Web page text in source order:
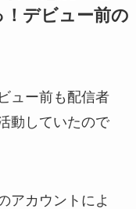
デビュー前の
ュー前も配信者
動していたので
アカウントによ